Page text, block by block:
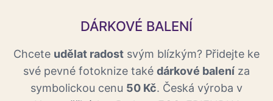
DÁRKOVÉ BALENÍ
Chcete udělat radost svým blízkým? Přidejte ke
své pevné fotoknize také dárkové balení za
symbolickou cenu 50 Kč. Česká výroba v